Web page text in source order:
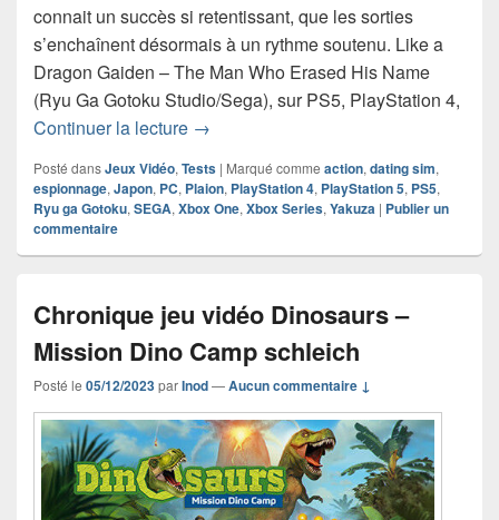
connait un succès si retentissant, que les sorties
s’enchaînent désormais à un rythme soutenu. Like a
Dragon Gaiden – The Man Who Erased His Name
(Ryu Ga Gotoku Studio/Sega), sur PS5, PlayStation 4,
Continuer la lecture Chronique jeu vidéo Like a Dragon
→
Posté dansJeux Vidéo,Tests | Marqué comme action,dating sim,
espionnage,Japon, PC, Plaion, PlayStation 4, PlayStation 5, PS5,
Ryu ga Gotoku,SEGA,Xbox One,Xbox Series,Yakuza | Publier un
commentaire
Chronique jeu vidéo Dinosaurs –
Mission Dino Camp schleich
Posté le 05/12/2023parInod—Aucun commentaire ↓